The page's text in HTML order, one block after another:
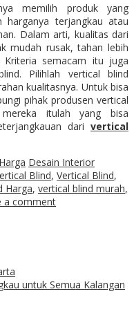
memilih produk yang
harganya terjangkau atau
Dalam arti, kualitas dari
mudah rusak, tahan lebih
semacam itu juga
Pilihlah vertical blind
kualitasnya. Untuk bisa
pihak produsen vertical
itulah yang bisa
dari vertical
Desain Interior
Blind, Vertical Blind,
Harga, vertical blind murah,
a comment
untuk Semua Kalangan